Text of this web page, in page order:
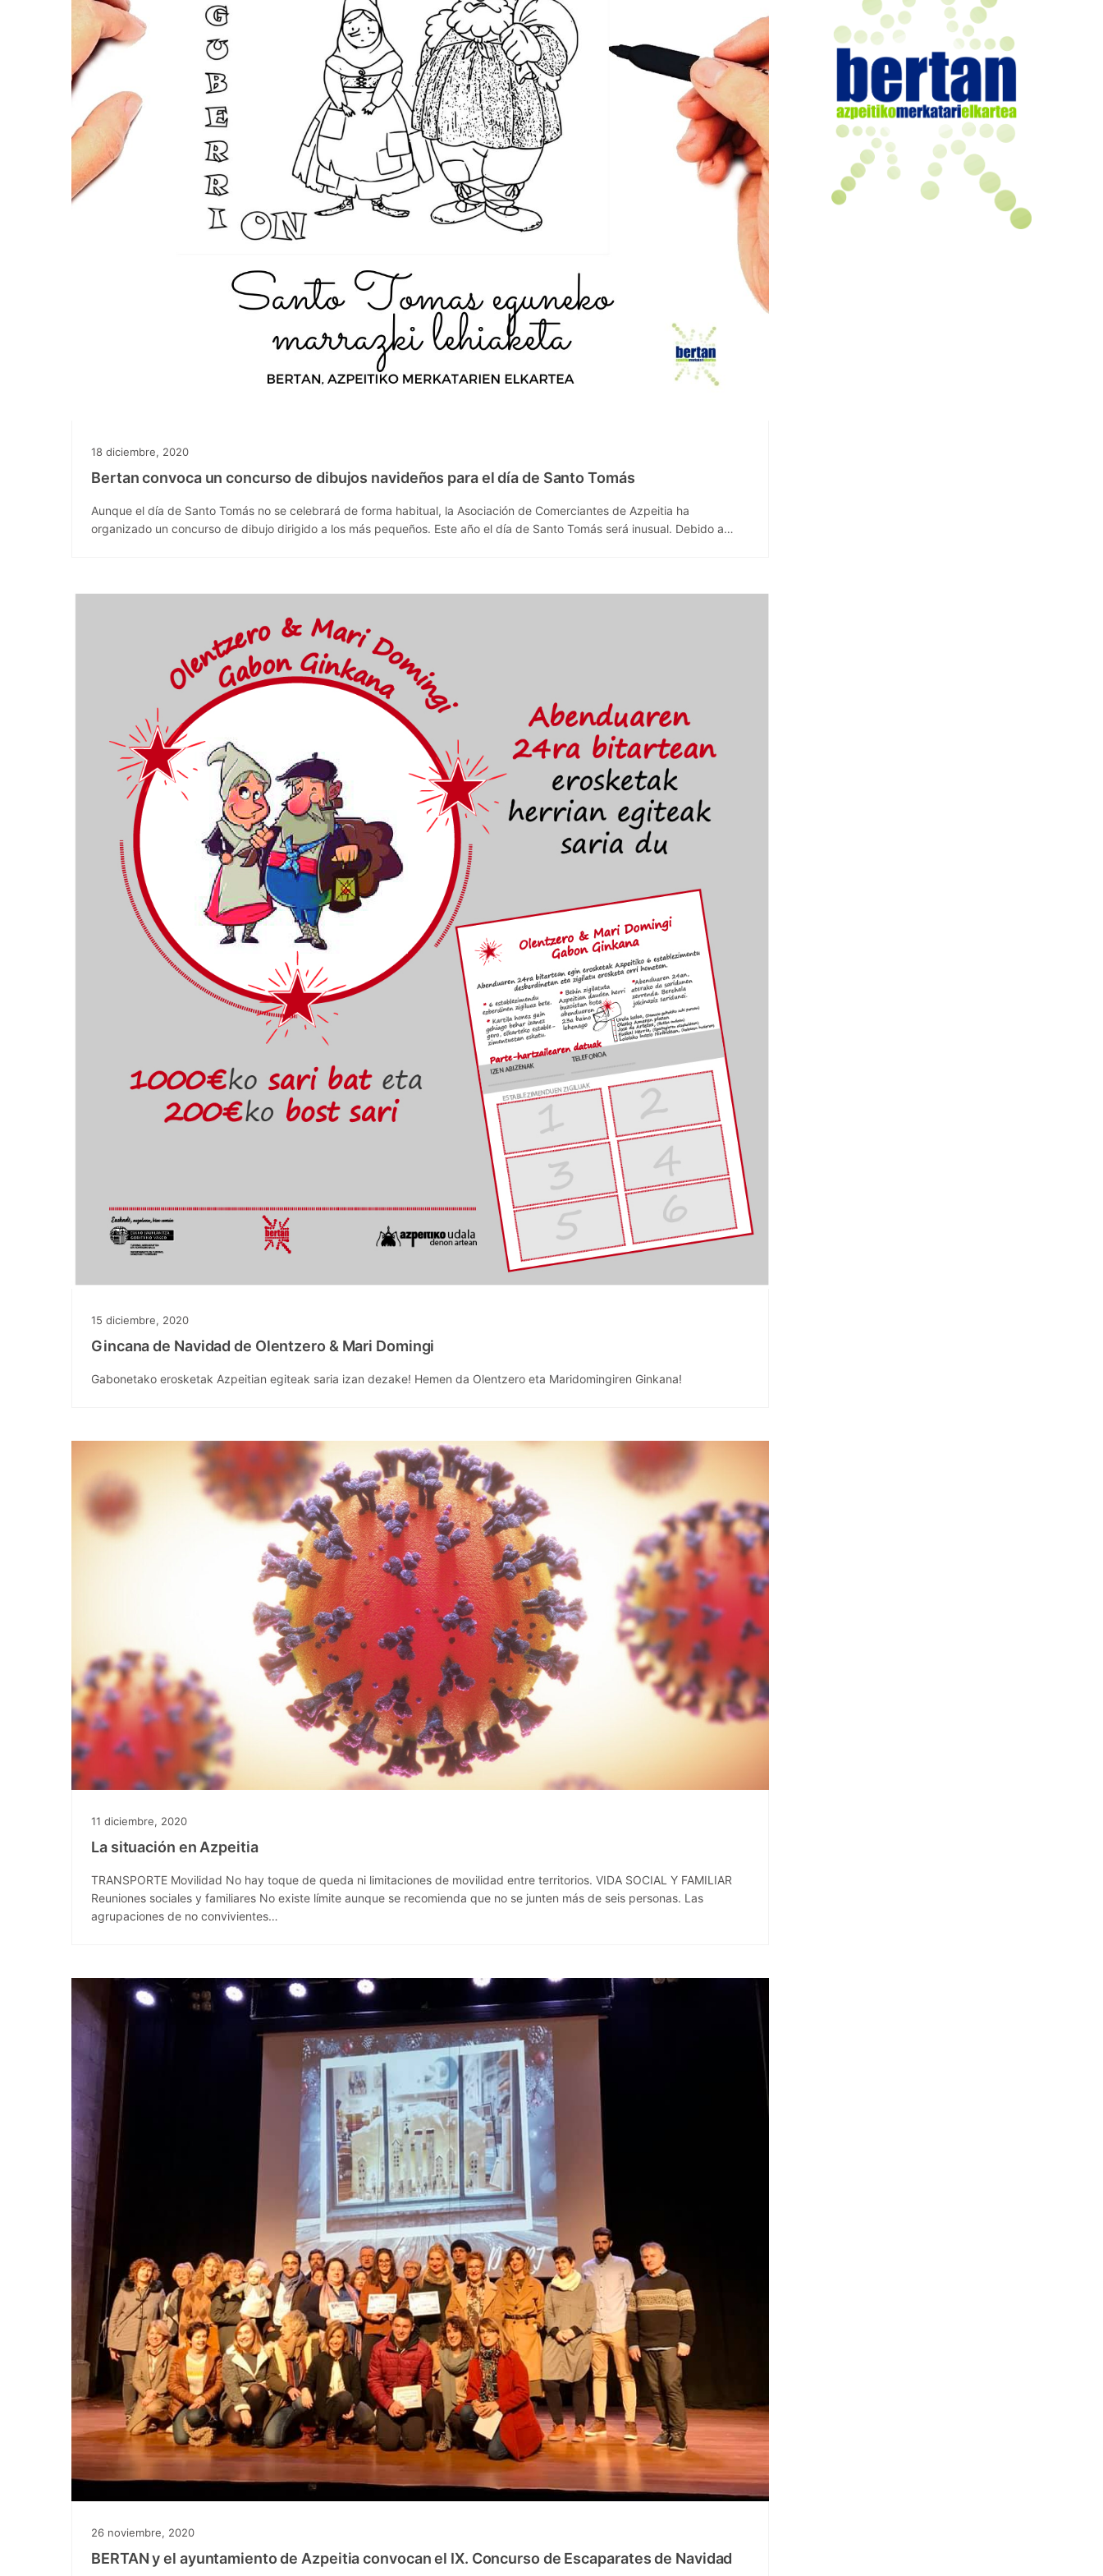
18 diciembre, 2020
Bertan convoca un concurso de dibujos navideños para el día de Santo Tomás
Aunque el día de Santo Tomás no se celebrará de forma habitual, la Asociación de Comerciantes de Azpeitia ha
organizado un concurso de dibujo dirigido a los más pequeños. Este año el día de Santo Tomás será inusual. Debido a…
15 diciembre, 2020
Gincana de Navidad de Olentzero & Mari Domingi
Gabonetako erosketak Azpeitian egiteak saria izan dezake! Hemen da Olentzero eta Maridomingiren Ginkana!
11 diciembre, 2020
La situación en Azpeitia
TRANSPORTE Movilidad No hay toque de queda ni limitaciones de movilidad entre territorios. VIDA SOCIAL Y FAMILIAR
Reuniones sociales y familiares No existe límite aunque se recomienda que no se junten más de seis personas. Las
agrupaciones de no convivientes…
26 noviembre, 2020
BERTAN y el ayuntamiento de Azpeitia convocan el IX. Concurso de Escaparates de Navidad